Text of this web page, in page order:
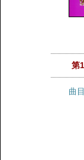
第
曲